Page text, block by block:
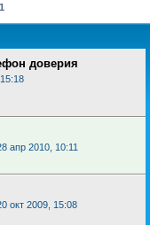
1
доверия
апр 2010, 10:11
окт 2009, 15:08